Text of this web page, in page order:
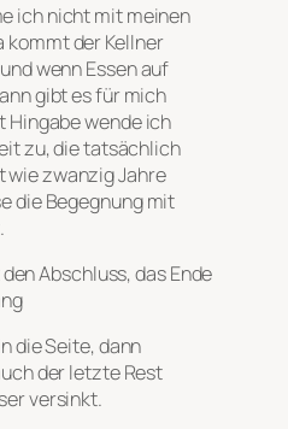
ich nicht mit meinen
kommt der Kellner
wenn Essen auf
gibt es für mich
Hingabe wende ich
zu, die tatsächlich
wie zwanzig Jahre
die Begegnung mit
Abschluss, das Ende
die Seite, dann
der letzte Rest
versinkt.